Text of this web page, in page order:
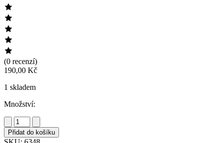
(0 recenzí)
190,00 Kč
1 skladem
Množství:
Bavlněný
šál
-
Přidat do košíku